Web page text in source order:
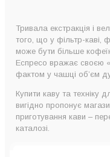
Тривала екстракція і
того, що у фільтр-каві,
може бути більше
Еспресо вражає своєю
фактом у чашці об’єм
Купити каву та техніку
вигідно пропонує
приготування кави –
каталозі.